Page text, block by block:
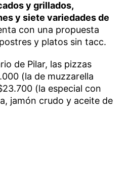
y grillados,
y siete variedades de
con una propuesta
y platos sin tacc.
de Pilar, las pizzas
(la de muzzarella
(la especial con
jamón crudo y aceite de